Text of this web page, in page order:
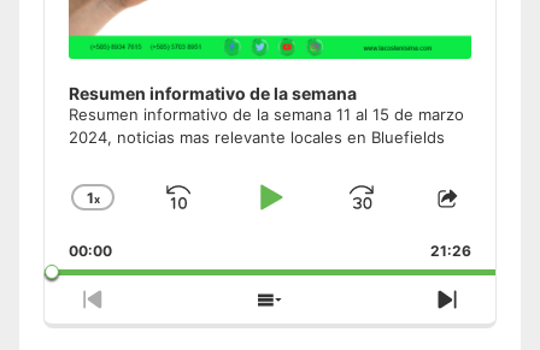
Resumen informativo de la semana
Resumen informativo de la semana 11 al 15 de marzo
2024, noticias mas relevante locales en Bluefields
Change
Rate
1x
Skip
Play
Jump
Forward
Share
Episode
00:00 21:26
Previous
Episode
Show
Episodes
Next
Episode